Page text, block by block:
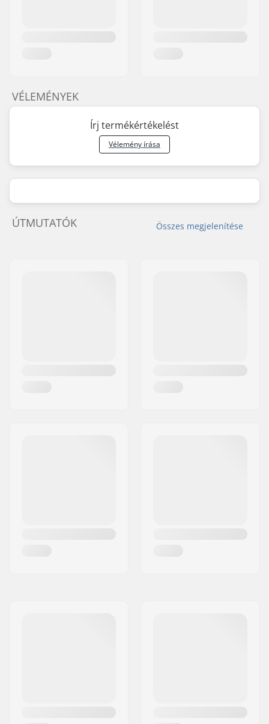
VÉLEMÉNYEK
Írj termékértékelést
Vélemény írása
Összes megjelenítése
ÚTMUTATÓK